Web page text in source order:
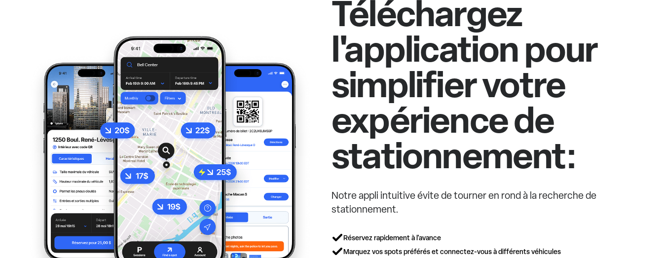
Téléchargez
l'application pour
simplifier votre
expérience de
stationnement:
Notre appli intuitive évite de tourner en rond à la recherche de
stationnement.
Réservez rapidement à l'avance
Marquez vos spots préférés et connectez-vous à différents véhicules